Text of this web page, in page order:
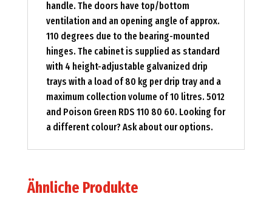
handle. The doors have top/bottom
ventilation and an opening angle of approx.
110 degrees due to the bearing-mounted
hinges. The cabinet is supplied as standard
with 4 height-adjustable galvanized drip
trays with a load of 80 kg per drip tray and a
maximum collection volume of 10 litres. 5012
and Poison Green RDS 110 80 60. Looking for
a different colour? Ask about our options.
Ähnliche Produkte